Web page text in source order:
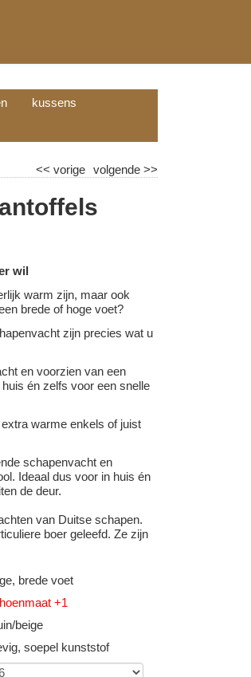
(
kussens
volgende>>
<< vorige
wil
warm zijn, maar ook
brede of hoge voet?
zijn precies wat u
en voorzien van een
én zelfs voor een snelle
warme enkels of juist
schapenvacht en
Ideaal dus voor in huis én
de deur.
van Duitse schapen.
boer geleefd. Ze zijn
brede voet
+1
beige
soepel kunststof